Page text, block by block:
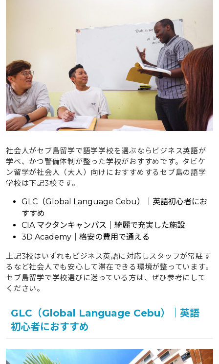
社会人がセブ島留学で語学学校を選ぶならビジネス英語が
学べ、かつ警備体制が整った学校がおすすめです。タビケ
ン留学が社会人（大人）向けにおすすめするセブ島の語学
学校は下記3校です。
GLC（Global Language Cebu）｜英語初心者にお
すすめ
CIA マクタンキャンパス｜綺麗で充実した施設
3D Academy｜格安の費用で通える
上記3校はいずれもビジネス英語に対応しスタッフが常駐す
るなど社会人でも安心して滞在できる環境が整っています。
セブ島留学で学校選びに迷っている方は、ぜひ参考にして
ください。
GLC（Global Language Cebu）｜英語
初心者におすすめ